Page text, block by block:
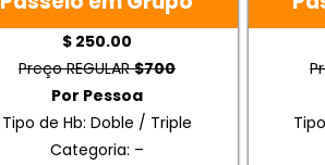
$ 250.00
Preço REGULAR$700
Por Pessoa
Tipo de Hb: Doble / Triple
Categoria: –